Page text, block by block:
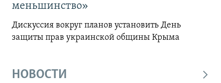
меньшинство»
Дискуссия вокруг планов установить День
защиты прав украинской общины Крыма
НОВОСТИ